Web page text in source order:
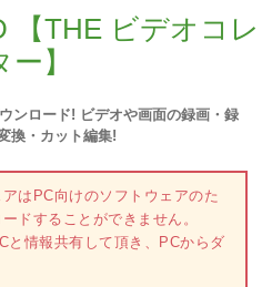
【THE ビデオコレ
ー】
ンロード! ビデオや画面の録画・録
換・カット編集!
はPC向けのソフトウェアのた
ドすることができません。
と情報共有して頂き、PCからダ